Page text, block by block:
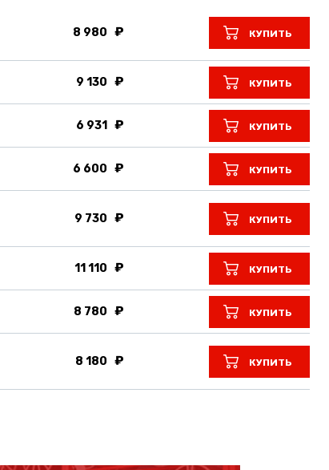
8 980 КУПИТЬ
9 130 КУПИТЬ
6 931 КУПИТЬ
6 600 КУПИТЬ
9 730 КУПИТЬ
11 110 КУПИТЬ
8 780 КУПИТЬ
8 180 КУПИТЬ